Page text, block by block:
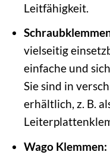
Leitfähigkeit.
vielseitig
einfache und
Sie sind in
erhältlich, z. B.
Wago Klemmen: